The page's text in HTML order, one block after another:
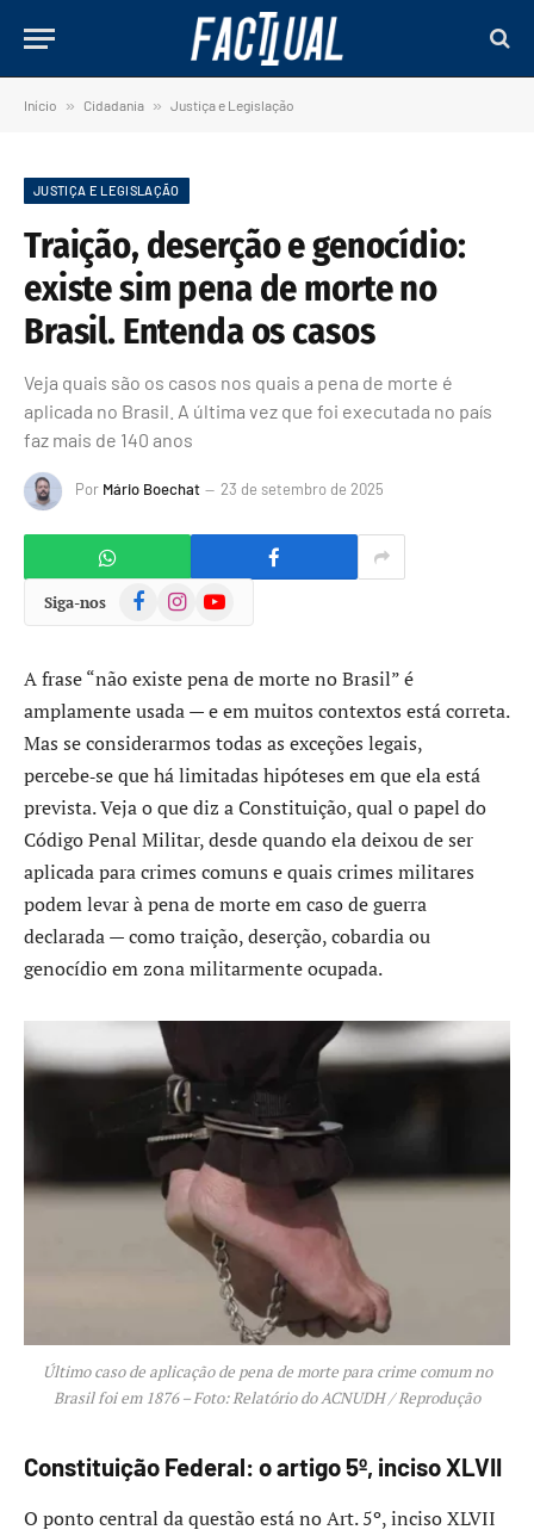
Início » Cidadania » Justiça e Legislação
JUSTIÇA E LEGISLAÇÃO
Traição, deserção e genocídio:
existe sim pena de morte no
Brasil. Entenda os casos
Veja quais são os casos nos quais a pena de morte é
aplicada no Brasil. A última vez que foi executada no país
faz mais de 140 anos
Por Mário Boechat 23 de setembro de 2025
Siga-nos FacebookInstagramYouTube
A frase “não existe pena de morte no Brasil” é
amplamente usada — e em muitos contextos está correta.
Mas se considerarmos todas as exceções legais,
percebe‑se que há limitadas hipóteses em que ela está
prevista. Veja o que diz a Constituição, qual o papel do
Código Penal Militar, desde quando ela deixou de ser
aplicada para crimes comuns e quais crimes militares
podem levar à pena de morte em caso de guerra
declarada — como traição, deserção, cobardia ou
genocídio em zona militarmente ocupada.
Último caso de aplicação de pena de morte para crime comum no
Brasil foi em 1876 – Foto: Relatório do ACNUDH / Reprodução
Constituição Federal: o artigo 5º, inciso XLVII
O ponto central da questão está no Art. 5º, inciso XLVII